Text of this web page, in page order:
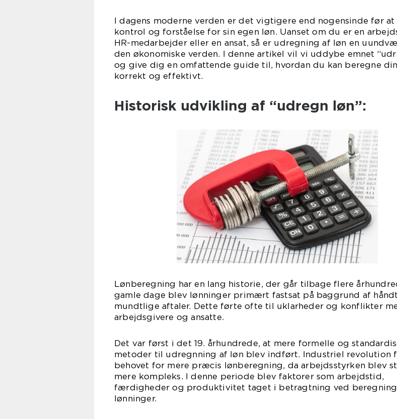
I dagens moderne verden er det vigtigere end nogensinde før at
kontrol og forståelse for sin egen løn. Uanset om du er en
HR-medarbejder eller en ansat, så er udregning af løn en
den økonomiske verden. I denne artikel vil vi uddybe emnet
og give dig en omfattende guide til, hvordan du kan beregne
korrekt og effektivt.
Historisk udvikling af “udregn løn”:
Lønberegning har en lang historie, der går tilbage flere
gamle dage blev lønninger primært fastsat på baggrund af
mundtlige aftaler. Dette førte ofte til uklarheder og konflikter
arbejdsgivere og ansatte.
Det var først i det 19. århundrede, at mere formelle og
metoder til udregnning af løn blev indført. Industriel revolution
behovet for mere præcis lønberegning, da arbejdsstyrken blev
mere kompleks. I denne periode blev faktorer som arbejdstid,
færdigheder og produktivitet taget i betragtning ved
lønninger.